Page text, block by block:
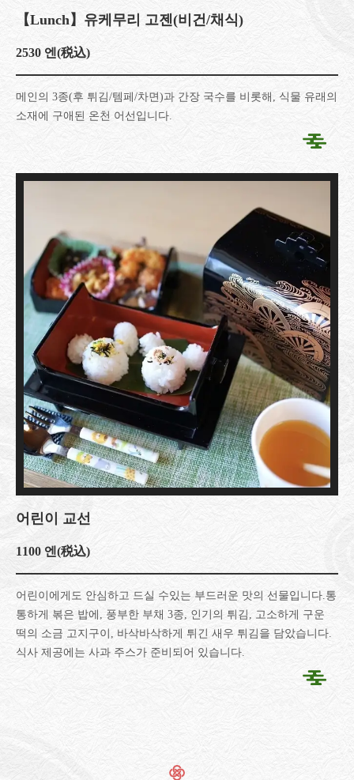
【Lunch】유케무리 고젠(비건/채식)
2530 엔 (税込)
메인의 3종(후 튀김/템페/차면)과 간장 국수를 비롯해, 식물 유래의
소재에 구애된 온천 어선입니다.
어린이 교선
1100 엔 (税込)
어린이에게도 안심하고 드실 수있는 부드러운 맛의 선물입니다.통
통하게 볶은 밥에, 풍부한 부채 3종, 인기의 튀김, 고소하게 구운
떡의 소금 고지구이, 바삭바삭하게 튀긴 새우 튀김을 담았습니다.
식사 제공에는 사과 주스가 준비되어 있습니다.